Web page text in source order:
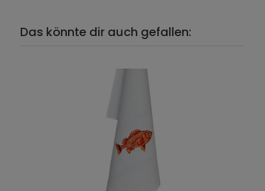
Das könnte dir auch gefallen: